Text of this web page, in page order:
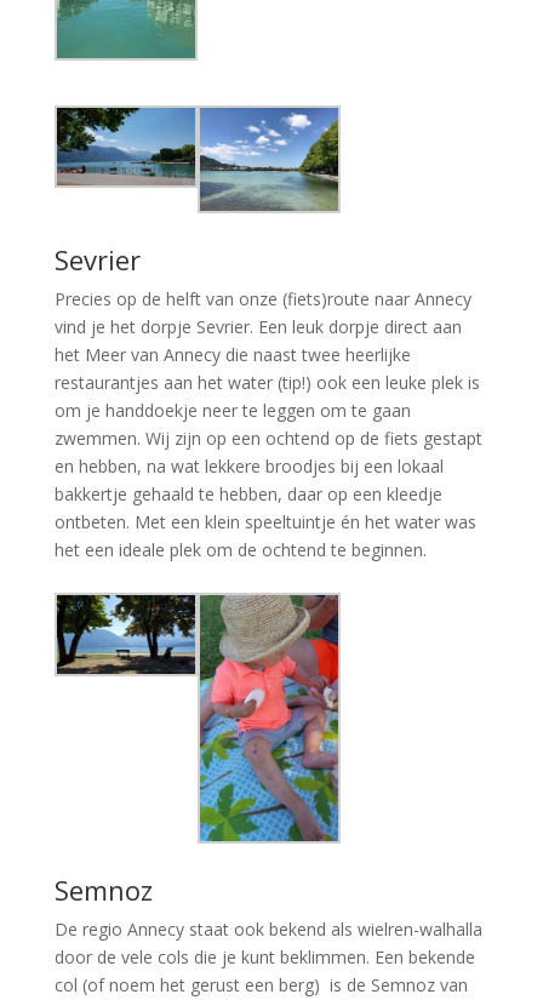
Sevrier
Precies op de helft van onze (fiets)route naar Annecy
vind je het dorpje Sevrier. Een leuk dorpje direct aan
het Meer van Annecy die naast twee heerlijke
restaurantjes aan het water (tip!) ook een leuke plek is
om je handdoekje neer te leggen om te gaan
zwemmen. Wij zijn op een ochtend op de fiets gestapt
en hebben, na wat lekkere broodjes bij een lokaal
bakkertje gehaald te hebben, daar op een kleedje
ontbeten. Met een klein speeltuintje én het water was
het een ideale plek om de ochtend te beginnen.
Semnoz
De regio Annecy staat ook bekend als wielren-walhalla
door de vele cols die je kunt beklimmen. Een bekende
col (of noem het gerust een berg) is de Semnoz van